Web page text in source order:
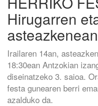
Hirugarren
asteazkenean
Irailaren 14an,
18:30ean Antzokian
diseinatzeko 3. saioa.
festa gunearen berri
azalduko da.